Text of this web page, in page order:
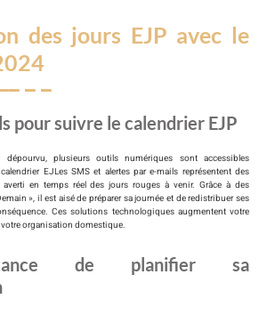
des jours EJP avec le
pour suivre le calendrier EJP
plusieurs outils numériques sont accessibles
EJLes SMS et alertes par e-mails représentent des
en temps réel des jours rouges à venir. Grâce à des
», il est aisé de préparer sa journée et de redistribuer ses
Ces solutions technologiques augmentent votre
organisation domestique.
de planifier sa